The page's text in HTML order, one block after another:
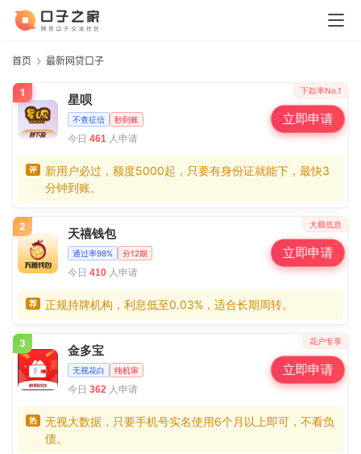
首页 最新网贷口子
1 下款率No.1
星呗
不查征信 秒到账
今日 461 人申请
立即申请
评
新用户必过，额度5000起，只要有身份证就能下，最快3
分钟到账。
2 大额低息
天禧钱包
通过率98% 分12期
今日 410 人申请
立即申请
荐 正规持牌机构，利息低至0.03%，适合长期周转。
3 花户专享
金多宝
无视花白 纯机审
今日 362 人申请
立即申请
热
无视大数据，只要手机号实名使用6个月以上即可，不看负
债。